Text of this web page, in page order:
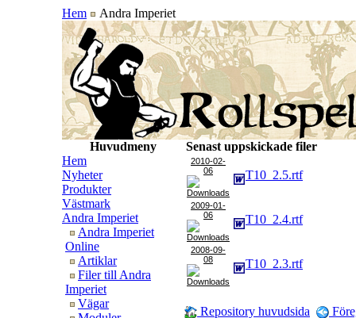
Hem Andra Imperiet
Huvudmeny
Hem
Nyheter
Produkter
Västmark
Andra Imperiet
Andra Imperiet
Online
Artiklar
Filer till Andra
Imperiet
Vägar
Senast uppskickade filer
2010-02-
06
T10_2.5.rtf
2009-01-
06
T10_2.4.rtf
2008-09-
08
T10_2.3.rtf
Repository huvudsida